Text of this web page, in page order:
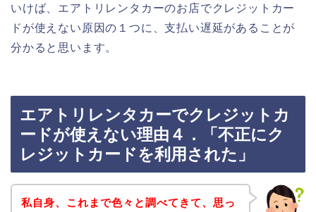
いけば、エアトリレンタカーのお店でクレジットカー
ドが使えない原因の１つに、支払い遅延があることが
分かると思います。
エアトリレンタカーでクレジットカ
ードが使えない理由４．「不正にク
レジットカードを利用された」
私自身、これまで色々と調べてきて、思っ